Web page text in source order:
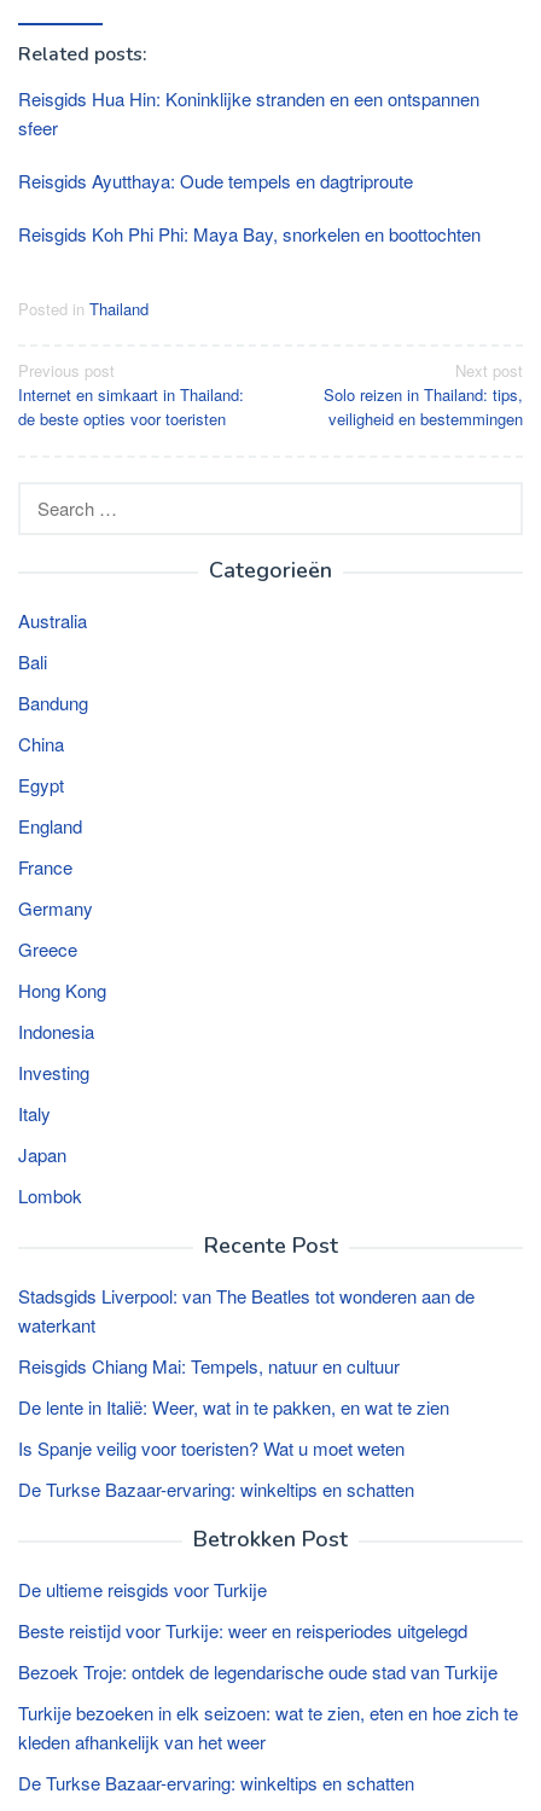
Related posts:
Reisgids Hua Hin: Koninklijke stranden en een ontspannen
sfeer
Reisgids Ayutthaya: Oude tempels en dagtriproute
Reisgids Koh Phi Phi: Maya Bay, snorkelen en boottochten
Posted in Thailand
Post
navigation
Previous post
Internet en simkaart in Thailand:
de beste opties voor toeristen
Next post
Solo reizen in Thailand: tips,
veiligheid en bestemmingen
Categorieën
Australia
Bali
Bandung
China
Egypt
England
France
Germany
Greece
Hong Kong
Indonesia
Investing
Italy
Japan
Lombok
Recente Post
Stadsgids Liverpool: van The Beatles tot wonderen aan de
waterkant
Reisgids Chiang Mai: Tempels, natuur en cultuur
De lente in Italië: Weer, wat in te pakken, en wat te zien
Is Spanje veilig voor toeristen? Wat u moet weten
De Turkse Bazaar-ervaring: winkeltips en schatten
Betrokken Post
De ultieme reisgids voor Turkije
Beste reistijd voor Turkije: weer en reisperiodes uitgelegd
Bezoek Troje: ontdek de legendarische oude stad van Turkije
Turkije bezoeken in elk seizoen: wat te zien, eten en hoe zich te
kleden afhankelijk van het weer
De Turkse Bazaar-ervaring: winkeltips en schatten